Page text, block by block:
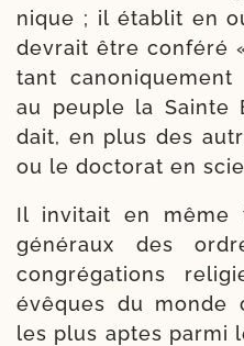
nique ; il éta­blit en
devrait être confé­ré
tant cano­ni­que­ment
au peuple la Sainte
dait, en plus des
ou le doc­to­rat en
Il invi­tait en même
géné­raux des
congré­ga­tions
évêques du monde
les plus aptes par­mi